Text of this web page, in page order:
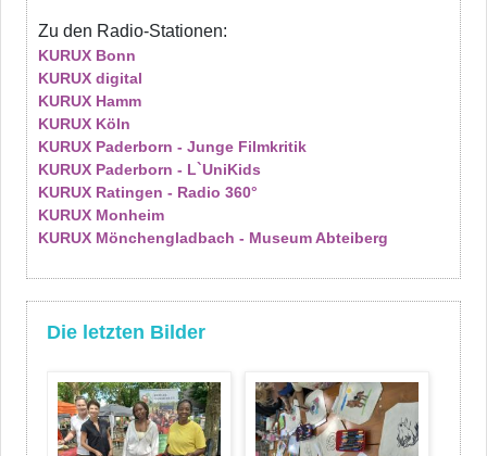
Zu den Radio-Stationen:
KURUX Bonn
KURUX digital
KURUX Hamm
KURUX Köln
KURUX Paderborn - Junge Filmkritik
KURUX Paderborn - L`UniKids
KURUX Ratingen - Radio 360°
KURUX Monheim
KURUX Mönchengladbach - Museum Abteiberg
Die letzten Bilder